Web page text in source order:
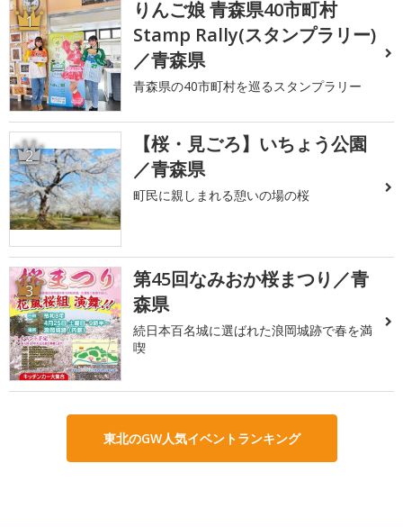
1
りんご娘 青森県40市町村
Stamp Rally(スタンプラリー)
／青森県
青森県の40市町村を巡るスタンプラリー
2
【桜・見ごろ】いちょう公園
／青森県
町民に親しまれる憩いの場の桜
3
第45回なみおか桜まつり／青
森県
続日本百名城に選ばれた浪岡城跡で春を満
喫
東北のGW人気イベントランキング